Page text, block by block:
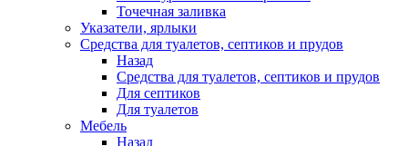
Точечная заливка
Указатели, ярлыки
Средства для туалетов, септиков и прудов
Назад
Средства для туалетов, септиков и прудов
Для септиков
Для туалетов
Мебель
Назад